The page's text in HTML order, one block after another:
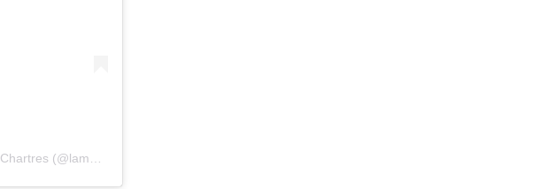
Une publication partagée par La Manu Chartres (@lamanu.chartres)